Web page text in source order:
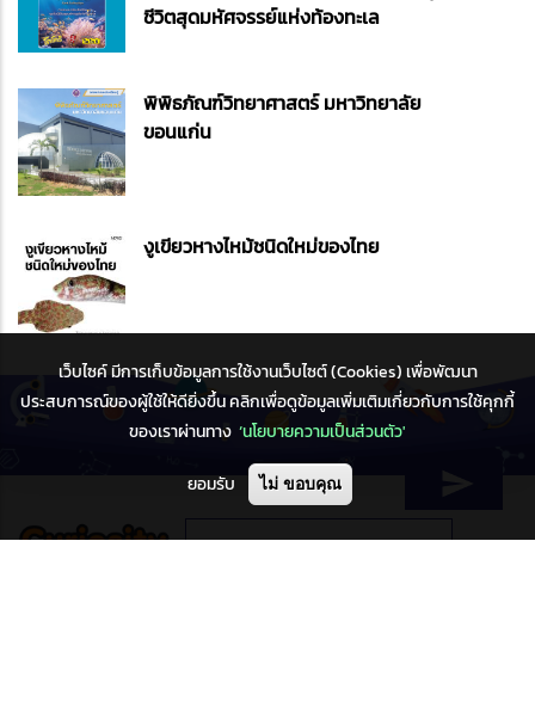
ชีวิตสุดมหัศจรรย์แห่งท้องทะเล
พิพิธภัณฑ์วิทยาศาสตร์ มหาวิทยาลัย
ขอนแก่น
งูเขียวหางไหม้ชนิดใหม่ของไทย
เว็บไซค์ มีการเก็บข้อมูลการใช้งานเว็บไซต์ (Cookies) เพื่อพัฒนา
ประสบการณ์ของผู้ใช้ให้ดียิ่งขึ้น คลิกเพื่อดูข้อมูลเพิ่มเติมเกี่ยวกับการใช้คุกกี้
ของเราผ่านทาง ‘นโยบายความเป็นส่วนตัว'
ยอมรับ ไม่ ขอบคุณ